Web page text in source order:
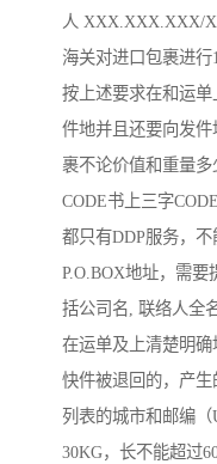
人 XXX.XXX.XXX/
海关对进口包裹进
按上述要求在和运
件地并且还要向发
裹不论价值和重量多
CODE书上三字
都只有DDP服务，
P.O.BOX地址，需
括公司名, 联络人全
在运单及上清楚明
快件被退回的，产生
列表的城市和邮编（
30KG，长不能超过